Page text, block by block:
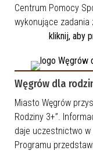
Centrum Pomocy
wykonujące zadania
kliknij, aby
Węgrów dla
Miasto Węgrów
Rodziny 3+”.
daje uczestnictwo
Programu